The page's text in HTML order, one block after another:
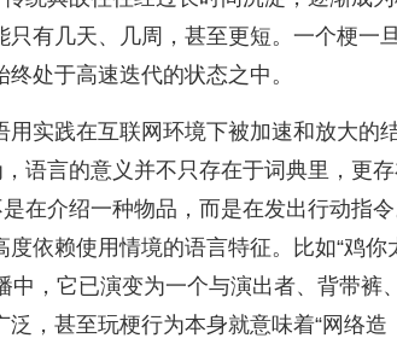
有几天、几周，甚至更短。一个梗一旦
处于高速迭代的状态之中。
实践在互联网环境下被加速和放大的
语言的意义并不只存在于词典里，更
在介绍一种物品，而是在发出行动指令
依赖使用情境的语言特征。比如“鸡你
，它已演变为一个与演出者、背带裤、
，甚至玩梗行为本身就意味着“网络造